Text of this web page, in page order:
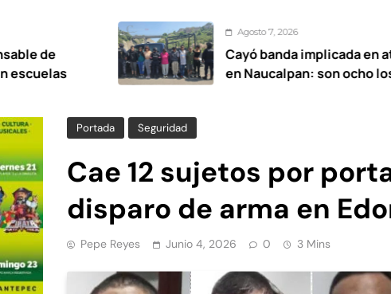
Agosto 7, 2026
Cayó banda implicada en atroz
en Naucalpan: son ocho los detenidos
Portada Seguridad
Cae 12 sujetos por
disparo de arma en
Pepe Reyes Junio 4, 2026 0 3 Mins